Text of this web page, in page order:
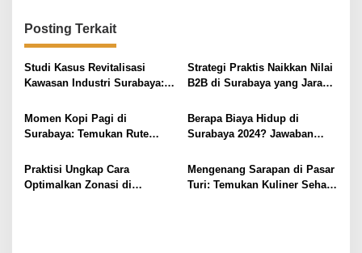
a
s
i
p
o
s
Posting Terkait
Studi Kasus Revitalisasi
Kawasan Industri Surabaya:
Strategi Praktis Naikkan Nilai
B2B di Surabaya yang Jarang
Momen Kopi Pagi di
Surabaya: Temukan Rute
Berapa Biaya Hidup di
Surabaya 2024? Jawaban
Praktisi Ungkap Cara
Optimalkan Zonasi di
Mengenang Sarapan di Pasar
Turi: Temukan Kuliner Sehat